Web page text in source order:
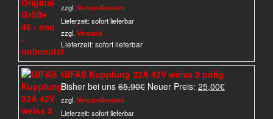
zzgl.Versandkosten
Lieferzeit:sofort lieferbar
zzgl.Versand
Lieferzeit: sofort lieferbar
GIFAS Kupplung 32A 42V weiss 3 polig
Bisher bei uns 65,90€ Ursprünglicher
Neuer Preis: 25,00€Aktueller
zzgl.Versandkosten
Lieferzeit:sofort lieferbar